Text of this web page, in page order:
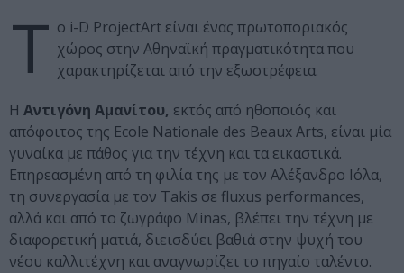
T o i-D ProjectArt είναι ένας πρωτοποριακός
χώρος στην Αθηναϊκή πραγματικότητα που
χαρακτηρίζεται από την εξωστρέφεια.
Η Αντιγόνη Αμανίτου, εκτός από ηθοποιός και
απόφοιτος της Ecole Nationale des Beaux Arts, είναι μία
γυναίκα με πάθος για την τέχνη και τα εικαστικά.
Επηρεασμένη από τη φιλία της με τον Αλέξανδρο Ιόλα,
τη συνεργασία με τον Takis σε fluxus performances,
αλλά και από το ζωγράφο Minas, βλέπει την τέχνη με
διαφορετική ματιά, διεισδύει βαθιά στην ψυχή του
νέου καλλιτέχνη και αναγνωρίζει το πηγαίο ταλέντο.